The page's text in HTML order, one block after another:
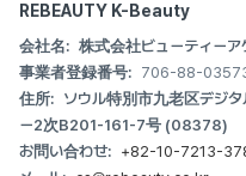
REBEAUTY K-Beauty
会社名: 株式会社ビューティーア
事業者登録番号: 706-88-
住所: ソウル特別市九老区デジ
ー2次B201-161-7号 (08378)
お問い合わせ: +82-10-7213-